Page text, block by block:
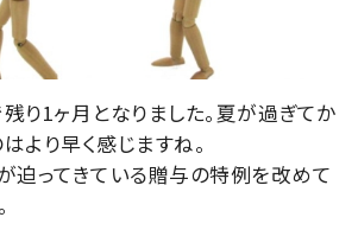
り1ヶ月となりました。夏が過ぎてか
より早く感じますね。
迫ってきている贈与の特例を改めて